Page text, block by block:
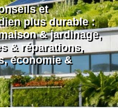
et
plus durable :
& jardinage,
& réparations,
économie &